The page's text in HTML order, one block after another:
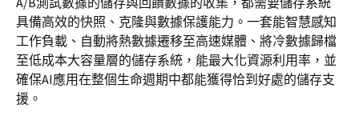
具備高效的快照、克隆與數據保護能力。一套能智慧感知
工作負載、自動將熱數據遷移至高速媒體、將冷數據歸檔
至低成本大容量層的儲存系統，能最大化資源利用率，並
確保AI應用在整個生命週期中都能獲得恰到好處的儲存支
援。